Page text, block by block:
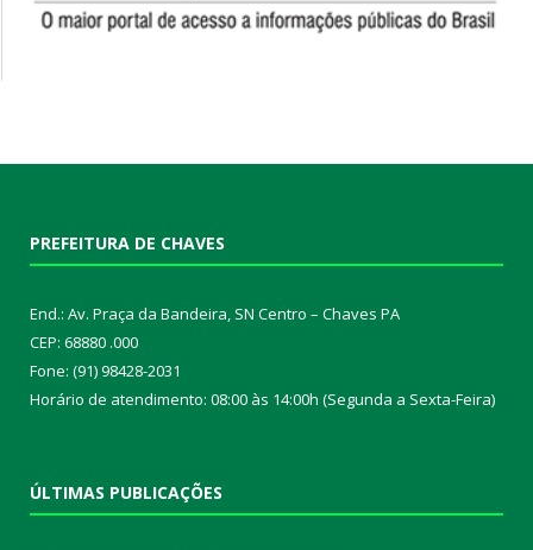
PREFEITURA DE CHAVES
End.: Av. Praça da Bandeira, SN Centro – Chaves PA
CEP: 68880 .000
Fone: (91) 98428-2031
Horário de atendimento: 08:00 às 14:00h (Segunda a Sexta-Feira)
ÚLTIMAS PUBLICAÇÕES